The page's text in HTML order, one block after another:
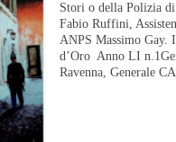
Stori o della Polizia
Fabio Ruffini,
ANPS Massimo Gay.
d’Oro Anno LI
Ravenna, Generale